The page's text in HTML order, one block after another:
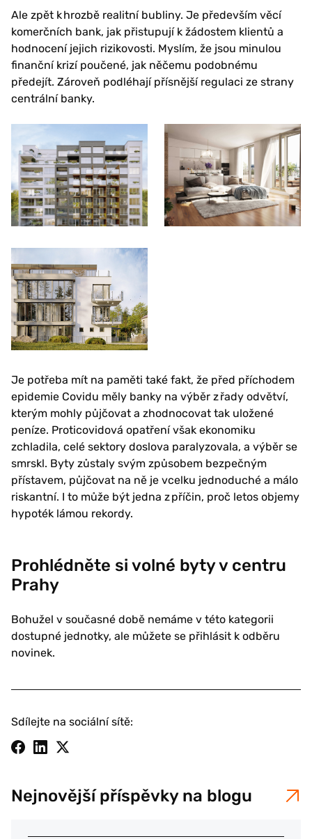
Ale zpět k hrozbě realitní bubliny. Je především věcí
komerčních bank, jak přistupují k žádostem klientů a
hodnocení jejich rizikovosti. Myslím, že jsou minulou
finanční krizí poučené, jak něčemu podobnému
předejít. Zároveň podléhají přísnější regulaci ze strany
centrální banky.
Je potřeba mít na paměti také fakt, že před příchodem
epidemie Covidu měly banky na výběr z řady odvětví,
kterým mohly půjčovat a zhodnocovat tak uložené
peníze. Proticovidová opatření však ekonomiku
zchladila, celé sektory doslova paralyzovala, a výběr se
smrskl. Byty zůstaly svým způsobem bezpečným
přístavem, půjčovat na ně je vcelku jednoduché a málo
riskantní. I to může být jedna z příčin, proč letos objemy
hypoték lámou rekordy.
Prohlédněte si volné byty v centru
Prahy
Bohužel v současné době nemáme v této kategorii
dostupné jednotky, ale můžete se přihlásit k odběru
novinek.
Sdílejte na sociální sítě:
Nejnovější příspěvky na blogu